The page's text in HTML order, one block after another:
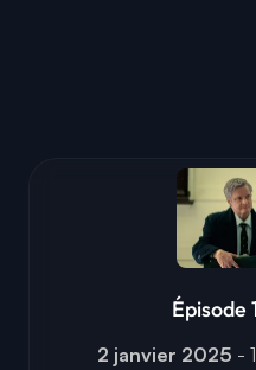
Épisode
2 janvier 2025 -